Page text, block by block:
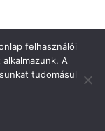
felhasználói
A
tudomásul